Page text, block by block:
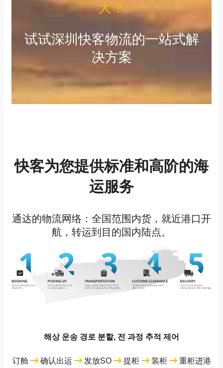
大？
试试深圳快客物流的一站式解
决方案
快客为您提供标准和高阶的海
运服务
通达的物流网络：全国范围内货，就近港口开
航，转运到目的国内陆点。
해상 운송 경로 분할, 전 과정 추적 제어
订舱 确认出运 发放SO 提柜 装柜
重柜进港